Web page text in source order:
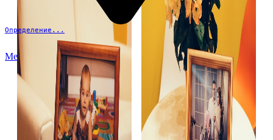
Определение...
Меню